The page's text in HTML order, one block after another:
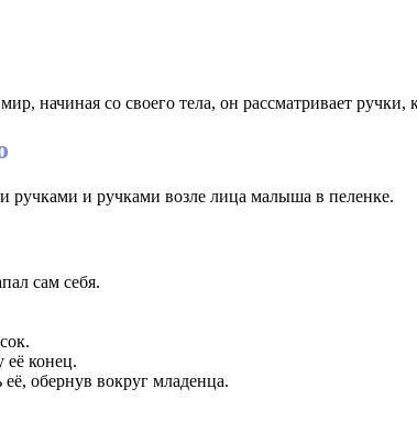
начиная со своего тела, он рассматривает ручки,
и ручками возле лица малыша в пеленке.
сам себя.
её конец.
обернув вокруг младенца.